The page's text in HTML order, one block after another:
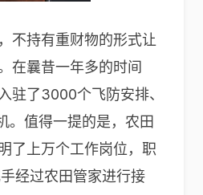
不持有重财物的形式让
在曩昔一年多的时间
驻了3000个飞防安排、
。值得一提的是，农田
了上万个工作岗位，职
经过农田管家进行接